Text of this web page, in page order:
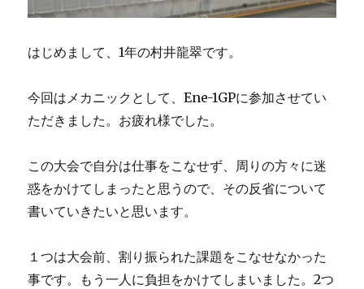
はじめまして、1年の村井龍翠です。
今回はメカニックとして、Ene-1GPに参加させてい
ただきました。お疲れ様でした。
この大会で自分は仕事をこなせず、周りの方々に迷
惑をかけてしまったと思うので、その反省について
書いていきたいと思います。
１つは大会前、割り振られた課題をこなせなかった
事です。もう一人に負担をかけてしまいました。2つ